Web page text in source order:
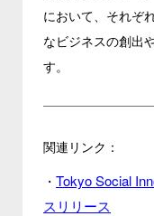
において、それぞ
なビジネスの創出
す。
関連リンク：
・ Tokyo Social
スリリース